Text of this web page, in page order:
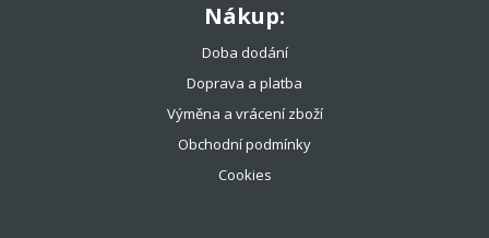
Nákup:
Doba dodání
Doprava a platba
Výměna a vrácení zboží
Obchodní podmínky
Cookies